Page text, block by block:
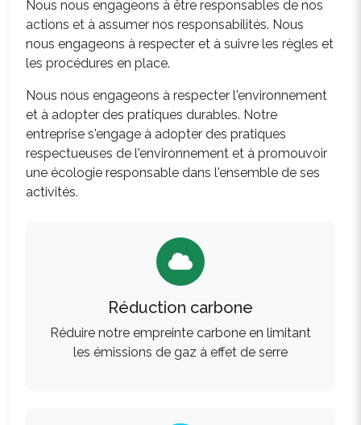
Nous nous engageons à être responsables de nos
actions et à assumer nos responsabilités. Nous
nous engageons à respecter et à suivre les règles et
les procédures en place.
Nous nous engageons à respecter l'environnement
et à adopter des pratiques durables. Notre
entreprise s'engage à adopter des pratiques
respectueuses de l'environnement et à promouvoir
une écologie responsable dans l'ensemble de ses
activités.
Réduction carbone
Réduire notre empreinte carbone en limitant
les émissions de gaz à effet de serre